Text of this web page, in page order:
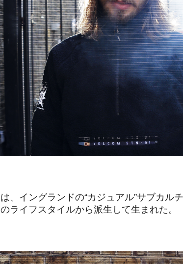
、イングランドの“カジュアル”サブカルチ
ライフスタイルから派生して生まれた。